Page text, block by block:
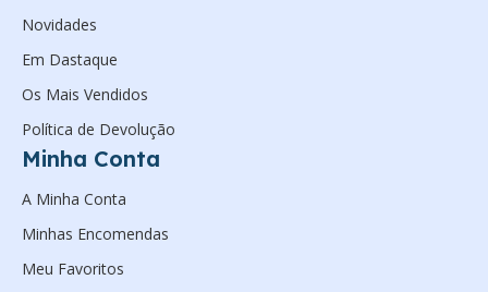
Novidades
Em Dastaque
Os Mais Vendidos
Política de Devolução
Minha Conta
A Minha Conta
Minhas Encomendas
Meu Favoritos